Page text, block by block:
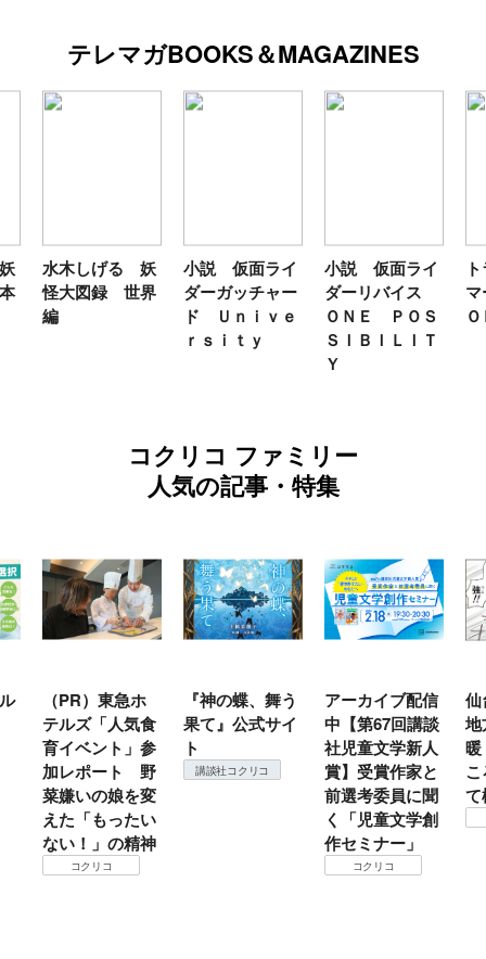
テレマガBOOKS＆MAGAZINES
水木しげる 妖
怪大図録 世界
編
小説 仮面ライ
ダーガッチャー
ド Ｕｎｉｖｅ
ｒｓｉｔｙ
小説 仮面ライ
ダーリバイス
ＯＮＥ ＰＯＳ
ＳＩＢＩＬＩＴ
Ｙ
コクリコ ファミリー
人気の記事・特集
（PR）東急ホ
テルズ「人気食
育イベント」参
加レポート 野
菜嫌いの娘を変
えた「もったい
ない！」の精神
コクリコ
『神の蝶、舞う
果て』公式サイ
ト
講談社コクリコ
アーカイブ配信
中【第67回講談
社児童文学新人
賞】受賞作家と
前選考委員に聞
く「児童文学創
作セミナー」
コクリコ
仙
地
て